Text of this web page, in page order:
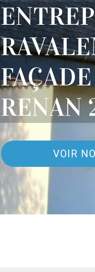
RENAN
VOIR